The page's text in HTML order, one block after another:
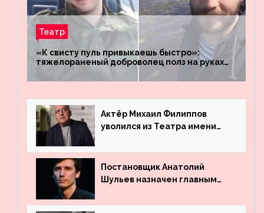
Театр
«К свисту пуль привыкаешь быстро»:
тяжелораненый доброволец полз на руках
четыре километра через заминированное
поле
Актёр Михаил Филиппов
уволился из Театра имени
Постановщик Анатолий
Шульев назначен главным
Вахтангова